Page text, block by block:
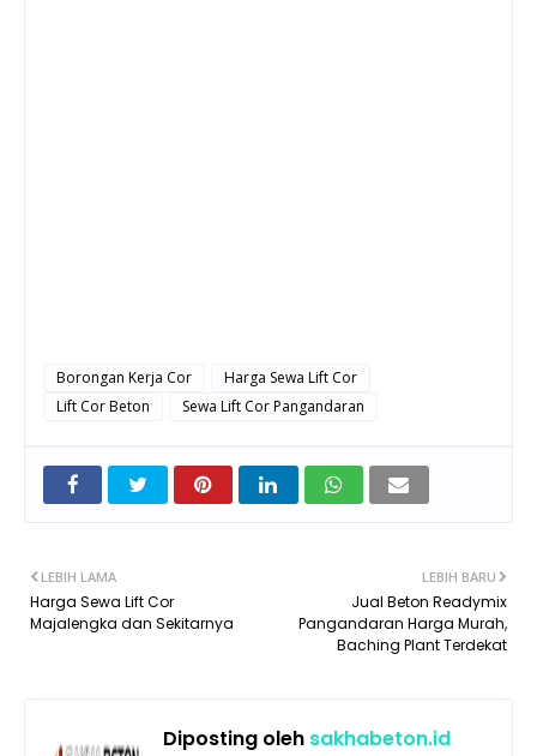
Borongan Kerja Cor
Harga Sewa Lift Cor
Lift Cor Beton
Sewa Lift Cor Pangandaran
LEBIH BARU
Jual Beton Readymix
Pangandaran Harga Murah,
Baching Plant Terdekat
LEBIH LAMA
Harga Sewa Lift Cor
Majalengka dan Sekitarnya
Diposting oleh sakhabeton.id